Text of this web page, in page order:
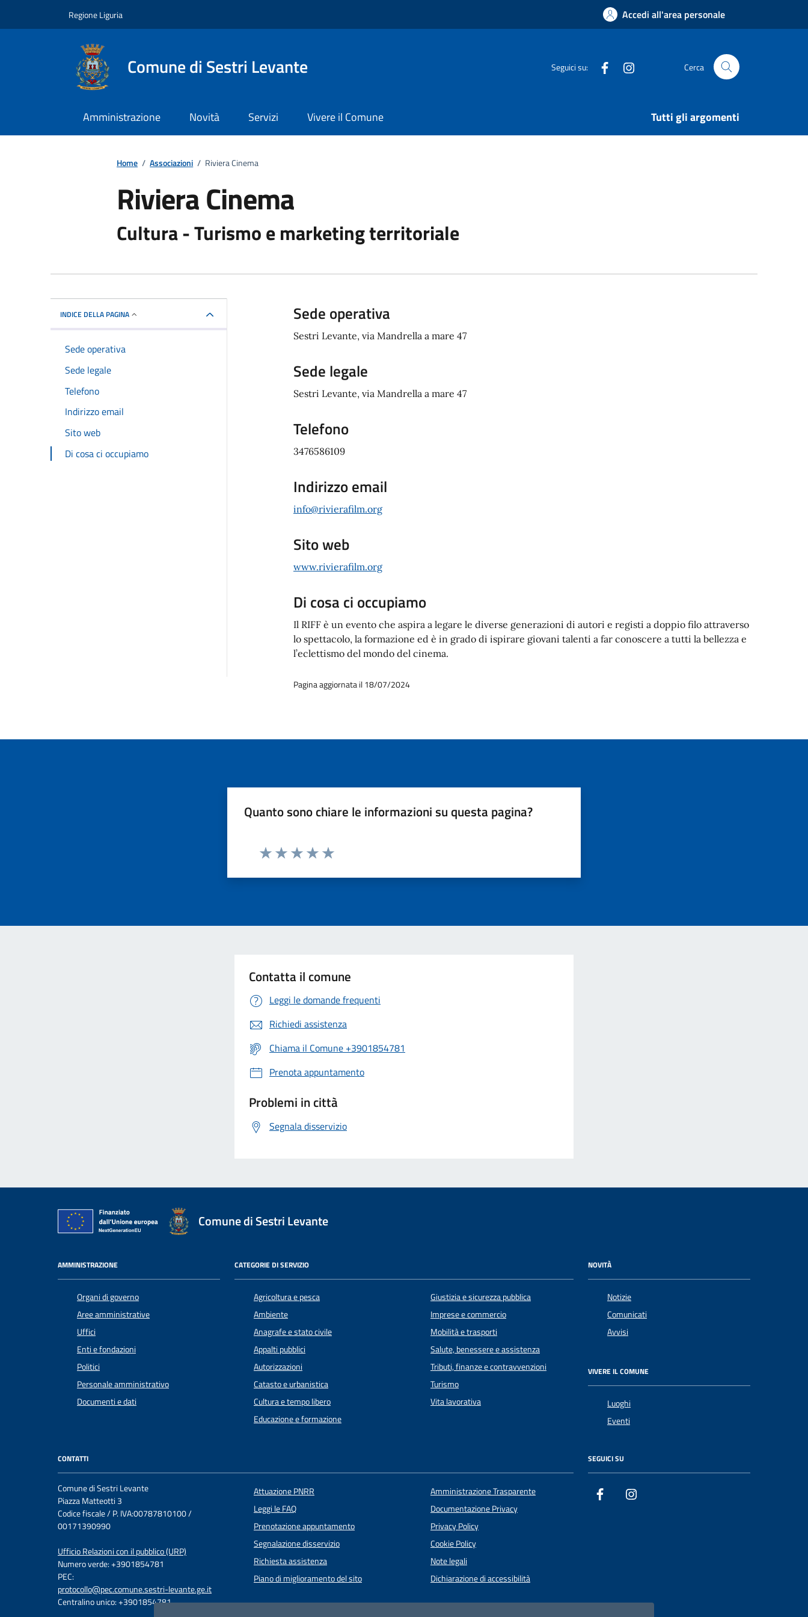
Regione Liguria Accedi all'area personale
Comune di Sestri Levante Seguici su: Facebook Cerca
Amministrazione Novità Servizi Vivere il Comune Tutti gli argomenti
Home / Associazioni / Riviera Cinema
Riviera Cinema
Cultura - Turismo e marketing territoriale
INDICE DELLA PAGINA
Sede operativa
Sede legale
Telefono
Indirizzo email
Sito web
Di cosa ci occupiamo
Sede operativa
Sestri Levante, via Mandrella a mare 47
Sede legale
Sestri Levante, via Mandrella a mare 47
Telefono
3476586109
Indirizzo email
info@rivierafilm.org
Sito web
www.rivierafilm.org
Di cosa ci occupiamo
Il RIFF è un evento che aspira a legare le diverse generazioni di autori e registi a doppio filo attraverso
lo spettacolo, la formazione ed è in grado di ispirare giovani talenti a far conoscere a tutti la bellezza e
l’eclettismo del mondo del cinema.
Pagina aggiornata il 18/07/2024
Quanto sono chiare le informazioni su questa pagina?
Contatta il comune
Leggi le domande frequenti
Richiedi assistenza
Chiama il Comune +3901854781
Prenota appuntamento
Problemi in città
Segnala disservizio
Comune di Sestri Levante
AMMINISTRAZIONE
Organi di governo
Aree amministrative
Uffici
Enti e fondazioni
Politici
Personale amministrativo
Documenti e dati
CATEGORIE DI SERVIZIO
Agricoltura e pesca
Ambiente
Anagrafe e stato civile
Appalti pubblici
Autorizzazioni
Catasto e urbanistica
Cultura e tempo libero
Educazione e formazione
Giustizia e sicurezza pubblica
Imprese e commercio
Mobilità e trasporti
Salute, benessere e assistenza
Tributi, finanze e contravvenzioni
Turismo
Vita lavorativa
NOVITÀ
Notizie
Comunicati
Avvisi
VIVERE IL COMUNE
Luoghi
Eventi
CONTATTI
Comune di Sestri Levante
Piazza Matteotti 3
Codice fiscale / P. IVA:00787810100 /
00171390990
Ufficio Relazioni con il pubblico (URP)
Numero verde: +3901854781
PEC:
protocollo@pec.comune.sestri-levante.ge.it
Centralino unico: +3901854781
Attuazione PNRR
Leggi le FAQ
Prenotazione appuntamento
Segnalazione disservizio
Richiesta assistenza
Piano di miglioramento del sito
Amministrazione Trasparente
Documentazione Privacy
Privacy Policy
Cookie Policy
Note legali
Dichiarazione di accessibilità
SEGUICI SU
Facebook